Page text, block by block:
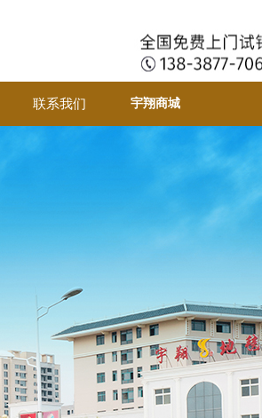
联系我们 宇翔商城